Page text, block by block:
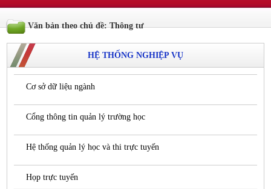
Văn bản theo chủ đề: Thông tư
HỆ THỐNG NGHIỆP VỤ
Cơ sở dữ liệu ngành
Cổng thông tin quản lý trường học
Hệ thống quản lý học và thi trực tuyến
Họp trực tuyến